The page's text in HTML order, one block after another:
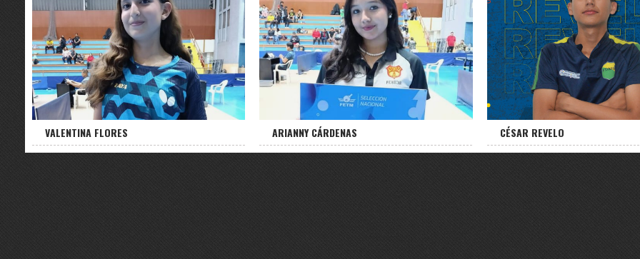
VALENTINA FLORES ARIANNY CÁRDENAS CÉSAR REVELO